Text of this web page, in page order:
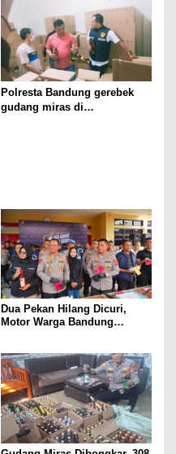
Polresta Bandung gerebek
gudang miras di
Dua Pekan Hilang Dicuri,
Motor Warga Bandung